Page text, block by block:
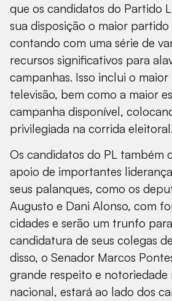
que os candidatos do Partido
sua disposição o maior partido
contando com uma série de
recursos significativos para
campanhas. Isso inclui o
televisão, bem como a maior
campanha disponível,
privilegiada na corrida eleitoral.
Os candidatos do PL também
apoio de importantes
seus palanques, como os
Augusto e Dani Alonso, com
cidades e serão um trunfo
candidatura de seus colegas
disso, o Senador Marcos
grande respeito e notoriedade
nacional, estará ao lado dos